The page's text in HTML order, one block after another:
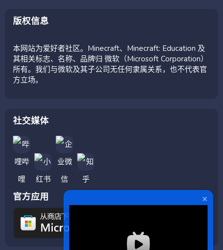
版权信息
本网站为爱好者社区。Minecraft、Minecraft: Education 及
其相关标志、名称、品牌归 微软（Microsoft Corporation）
所有。我们与微软及其子公司无任何隶属关系，也不代表官
方立场。
社交媒体
官方应用